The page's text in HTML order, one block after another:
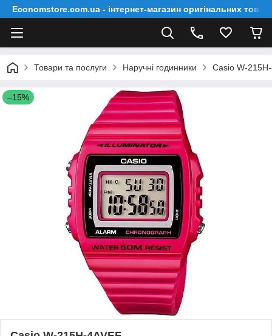
Economstore.com.ua - інтернет-магазин оригінальних
Товари та послуги Наручні годинники Casio W-
–15%